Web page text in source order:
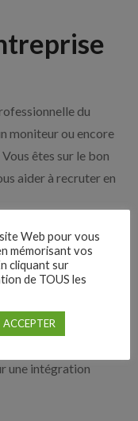
du
moniteur ou encore
êtes sur le bon
aider à recruter en
recherches,
sont nos
une intégration
Web pour vous
mémorisant vos
cliquant sur
de TOUS les
ACCEPTER